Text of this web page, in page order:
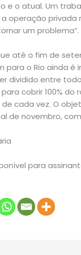
e o atual. Um
operação
um problema”.
até o fim de
para o Rio ainda é
dividido entre
cobrir 100% do
cada vez. O
de novembro,
para